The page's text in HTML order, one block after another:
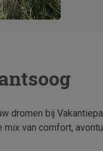
dromen bij
van comfort,